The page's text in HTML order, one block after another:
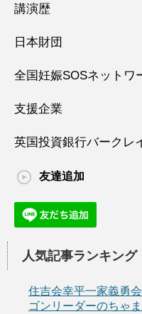
講演歴
日本財団
全国妊娠SOSネットワ
支援企業
英国投資銀行バークレ
友達追加
人気記事ランキング
住吉会幸平一家義勇
ゴンリーダーのちゃ